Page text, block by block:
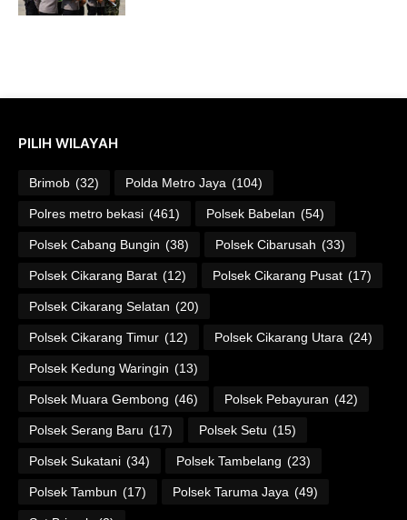
PILIH WILAYAH
Brimob (32) Polda Metro Jaya (104)
Polres metro bekasi (461) Polsek Babelan (54)
Polsek Cabang Bungin (38) Polsek Cibarusah (33)
Polsek Cikarang Barat (12) Polsek Cikarang Pusat (17)
Polsek Cikarang Selatan (20)
Polsek Cikarang Timur (12) Polsek Cikarang Utara (24)
Polsek Kedung Waringin (13)
Polsek Muara Gembong (46) Polsek Pebayuran (42)
Polsek Serang Baru (17) Polsek Setu (15)
Polsek Sukatani (34) Polsek Tambelang (23)
Polsek Tambun (17) Polsek Taruma Jaya (49)